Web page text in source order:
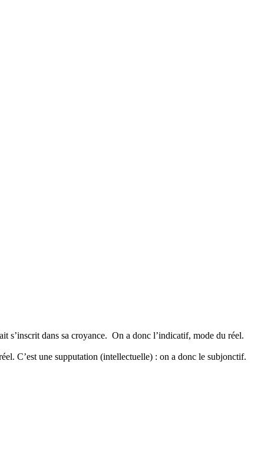
s’inscrit dans sa croyance. On a donc l’indicatif, mode du réel.
C’est une supputation (intellectuelle) : on a donc le subjonctif.